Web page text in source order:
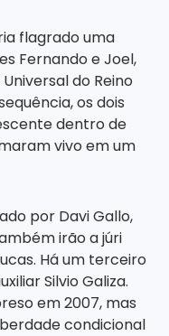
flagrado uma
Fernando e Joel,
do Reino
os dois
dentro de
vivo em um
por Davi Gallo,
irão a júri
Há um terceiro
Silvio Galiza.
em 2007, mas
condicional